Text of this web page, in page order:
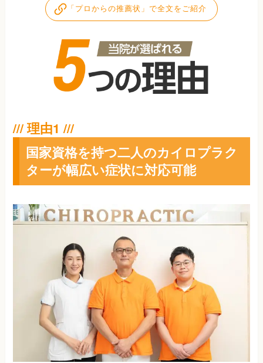
「プロからの推薦状」で全文をご紹介
国家資格を持つ二人のカイロプラク
ターが幅広い症状に対応可能